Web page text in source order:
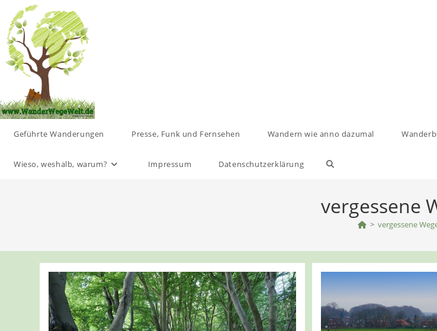
Inhalt
springen
Geführte Wanderungen Presse, Funk und Fernsehen Wandern wie anno dazumal
Wieso, weshalb, warum? Impressum Datenschutzerklärung Website-
umschalten
vergessene
> vergessene